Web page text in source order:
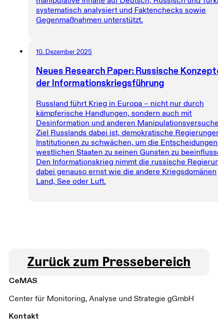
systematisch analysiert und Faktenchecks sowie
Gegenmaßnahmen unterstützt.
10. Dezember 2025
Neues Research Paper: Russische
der Informationskriegsführung
Russland führt Krieg in Europa – nicht nur durch
kämpferische Handlungen, sondern auch mit
Desinformation und anderen
Ziel Russlands dabei ist, demokratische
Institutionen zu schwächen, um die
westlichen Staaten zu seinen Gunsten zu
Den Informationskrieg nimmt die russische
dabei genauso ernst wie die andere Kriegsdomänen
Land, See oder Luft.
Zurück zum Pressebereich
CeMAS
Center für Monitoring, Analyse und Strategie gGmbH
Kontakt